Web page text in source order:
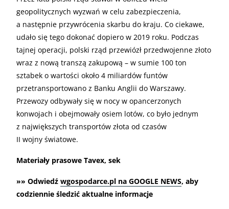
geopolitycznych wyzwań w celu zabezpieczenia,
a następnie przywrócenia skarbu do kraju. Co ciekawe,
udało się tego dokonać dopiero w 2019 roku. Podczas
tajnej operacji, polski rząd przewiózł przedwojenne złoto
wraz z nową transzą zakupową – w sumie 100 ton
sztabek o wartości około 4 miliardów funtów
przetransportowano z Banku Anglii do Warszawy.
Przewozy odbywały się w nocy w opancerzonych
konwojach i obejmowały osiem lotów, co było jednym
z największych transportów złota od czasów
II wojny światowe.
Materiały prasowe Tavex, sek
»» Odwiedź wgospodarce.pl na GOOGLE NEWS, aby
codziennie śledzić aktualne informacje